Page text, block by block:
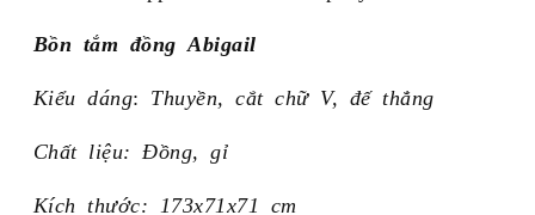
Bồn tắm đồng Abigail
Kiểu dáng: Thuyền, cắt chữ V, đế thẳng
Chất liệu: Đồng, gỉ
Kích thước: 173x71x71 cm